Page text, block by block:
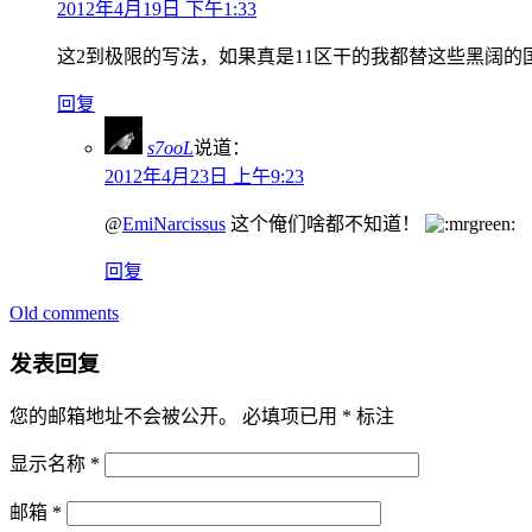
2012年4月19日 下午1:33
这2到极限的写法，如果真是11区干的我都替这些黑阔的
回复
s7ooL说道：
2012年4月23日 上午9:23
@EmiNarcissus 这个俺们啥都不知道！
回复
评
论
导
航
Old comments
发表回复
您的邮箱地址不会被公开。 必填项已用 * 标注
显示名称 *
邮箱 *